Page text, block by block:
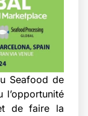
Seafood de
de faire la